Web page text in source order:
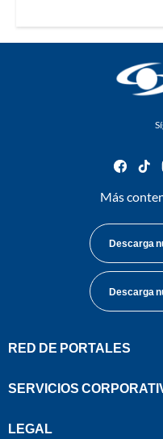
Más
Descarga
Descarga
RED DE PORTALES
SERVICIOS
LEGAL